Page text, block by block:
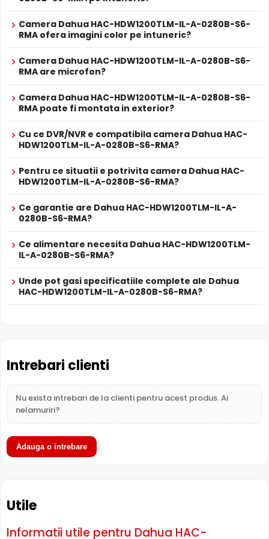
filtru IR mecanic autoretractabil ce filtreaza lumina in
infrarosu pe timpul zilei, pentru a evita defectele de
permite luminii IR sa treaca, imbunatatind vizibilitatea.
Infrarosu Inteligent (Smart IR)
Dahua HAC-HDW1200TLM-IL-A-0280B-S6-RMA este
regleaza automat intensitatea iluminatorului in infrarosu
in functie de distanta obiectului, eliminand riscul de
dotata camera Dahua HAC-HDW1200TLM-IL-A-0280B-S6-
luminos (de exemplu, in dreptul unei ferestre sau a unei
Alimentare
12V DC / 2.6 W
Sursa de alimentare NU este inclusa
POC
PROSPECT PRODUCATOR
tehnic
Dahua HAC-HDW1200TLM-IL-A-0280B-S6-RMA
0280B-S6-RMA au caracter informativ.
Camera Dahua HAC-HDW1200TLM-IL-A-0280B-S6-
RMA ofera imagini color pe intuneric?
Camera Dahua HAC-HDW1200TLM-IL-A-0280B-S6-
RMA are microfon?
Camera Dahua HAC-HDW1200TLM-IL-A-0280B-S6-
RMA poate fi montata in exterior?
Cu ce DVR/NVR e compatibila camera Dahua HAC-
HDW1200TLM-IL-A-0280B-S6-RMA?
Pentru ce situatii e potrivita camera Dahua HAC-
HDW1200TLM-IL-A-0280B-S6-RMA?
Ce garantie are Dahua HAC-HDW1200TLM-IL-A-
0280B-S6-RMA?
Ce alimentare necesita Dahua HAC-HDW1200TLM-
IL-A-0280B-S6-RMA?
Unde pot gasi specificatiile complete ale Dahua
HAC-HDW1200TLM-IL-A-0280B-S6-RMA?
Intrebari clienti
Nu exista intrebari de la clienti pentru acest produs. Ai
nelamuriri?
Adauga o intrebare
Utile
Informatii utile pentru Dahua HAC-